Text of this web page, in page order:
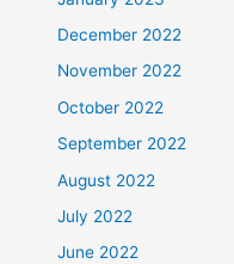
December 2022
November 2022
October 2022
September 2022
August 2022
July 2022
June 2022